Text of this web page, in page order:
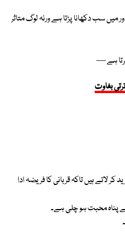
میں سب دکھانا پڑتا ہے ورنہ لوگ متاثر
ہے —
بغاوت
لاتے ہیں تاکہ قربانی کا فریضہ ادا
محبت ہو چلی ہے۔